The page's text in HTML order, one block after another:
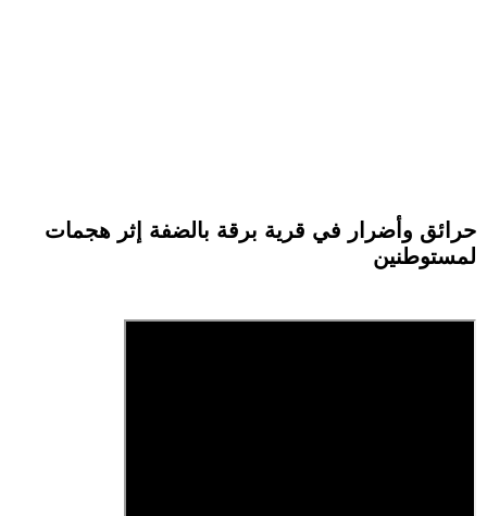
حرائق وأضرار في قرية برقة بالضفة إثر هجمات
لمستوطنين